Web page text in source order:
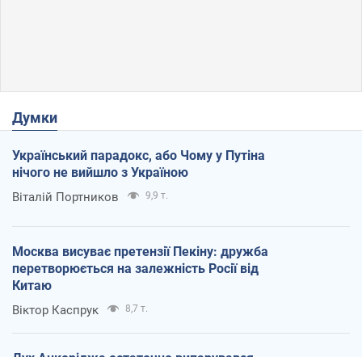
Думки
Український парадокс, або Чому у Путіна
нічого не вийшло з Україною
Віталій Портников 9,9 т.
Москва висуває претензії Пекіну: дружба
перетворюється на залежність Росії від
Китаю
Віктор Каспрук 8,7 т.